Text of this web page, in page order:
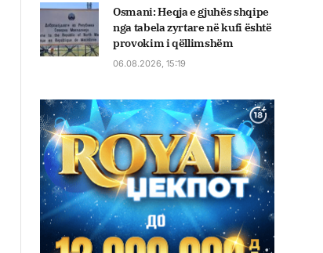
Osmani: Heqja e gjuhës shqipe
nga tabela zyrtare në kufi është
provokim i qëllimshëm
06.08.2026, 15:19